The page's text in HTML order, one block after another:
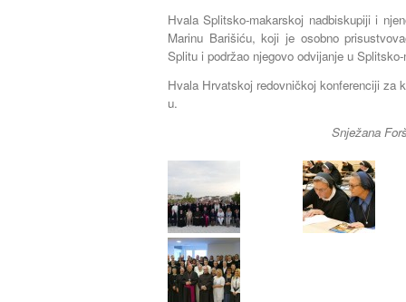
Hvala Splitsko-makarskoj nadbiskupiji i
Marinu Barišiću, koji je osobno
Splitu i podržao njegovo odvijanje u
Hvala Hrvatskoj redovničkoj konferenciji za
u.
Snježana